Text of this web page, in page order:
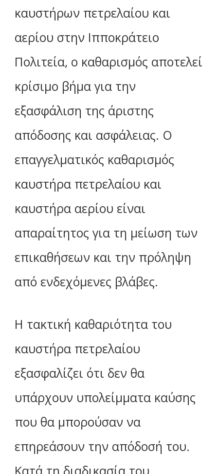
καυστήρων πετρελαίου και
αερίου στην Ιπποκράτειο
Πολιτεία, ο καθαρισμός αποτελεί
κρίσιμο βήμα για την
εξασφάλιση της άριστης
απόδοσης και ασφάλειας. Ο
επαγγελματικός καθαρισμός
καυστήρα πετρελαίου και
καυστήρα αερίου είναι
απαραίτητος για τη μείωση των
επικαθήσεων και την πρόληψη
από ενδεχόμενες βλάβες.
Η τακτική καθαριότητα του
καυστήρα πετρελαίου
εξασφαλίζει ότι δεν θα
υπάρχουν υπολείμματα καύσης
που θα μπορούσαν να
επηρεάσουν την απόδοσή του.
Κατά τη διαδικασία του